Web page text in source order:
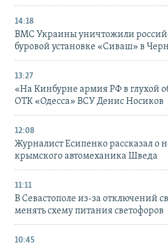
14:18
ВМС Украины уничтожили
буровой установке «Сиваш» в
13:27
«На Кинбурне армия РФ в глухой
ОТК «Одесса» ВСУ Денис Носиков
12:08
Журналист Есипенко рассказал о
крымского автомеханика Шведа
11:11
В Севастополе из-за отключений
менять схему питания светофоров
10:45